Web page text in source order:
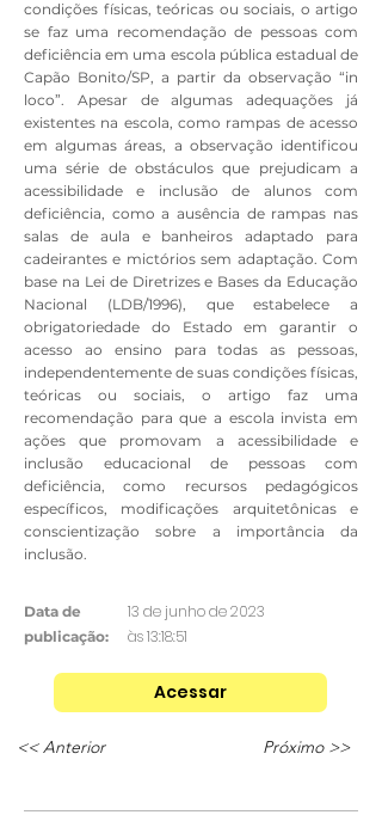
condições físicas, teóricas ou sociais, o artigo
se faz uma recomendação de pessoas com
deficiência em uma escola pública estadual de
Capão Bonito/SP, a partir da observação “in
loco”. Apesar de algumas adequações já
existentes na escola, como rampas de acesso
em algumas áreas, a observação identificou
uma série de obstáculos que prejudicam a
acessibilidade e inclusão de alunos com
deficiência, como a ausência de rampas nas
salas de aula e banheiros adaptado para
cadeirantes e mictórios sem adaptação. Com
base na Lei de Diretrizes e Bases da Educação
Nacional (LDB/1996), que estabelece a
obrigatoriedade do Estado em garantir o
acesso ao ensino para todas as pessoas,
independentemente de suas condições físicas,
teóricas ou sociais, o artigo faz uma
recomendação para que a escola invista em
ações que promovam a acessibilidade e
inclusão educacional de pessoas com
deficiência, como recursos pedagógicos
específicos, modificações arquitetônicas e
conscientização sobre a importância da
inclusão.
Data de
publicação:
13 de junho de 2023
às 13:18:51
Acessar
<< Anterior Próximo >>